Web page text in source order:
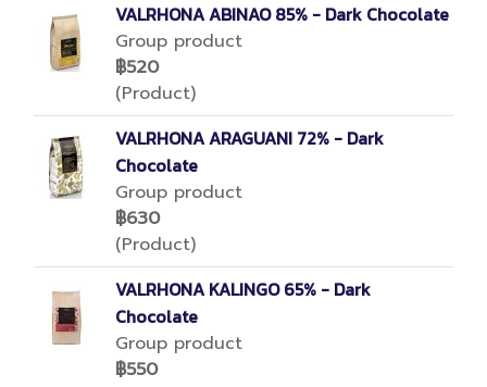
VALRHONA ABINAO 85% - Dark Chocolate
Group product
฿520
(Product)
VALRHONA ARAGUANI 72% - Dark
Chocolate
Group product
฿630
(Product)
VALRHONA KALINGO 65% - Dark
Chocolate
Group product
฿550